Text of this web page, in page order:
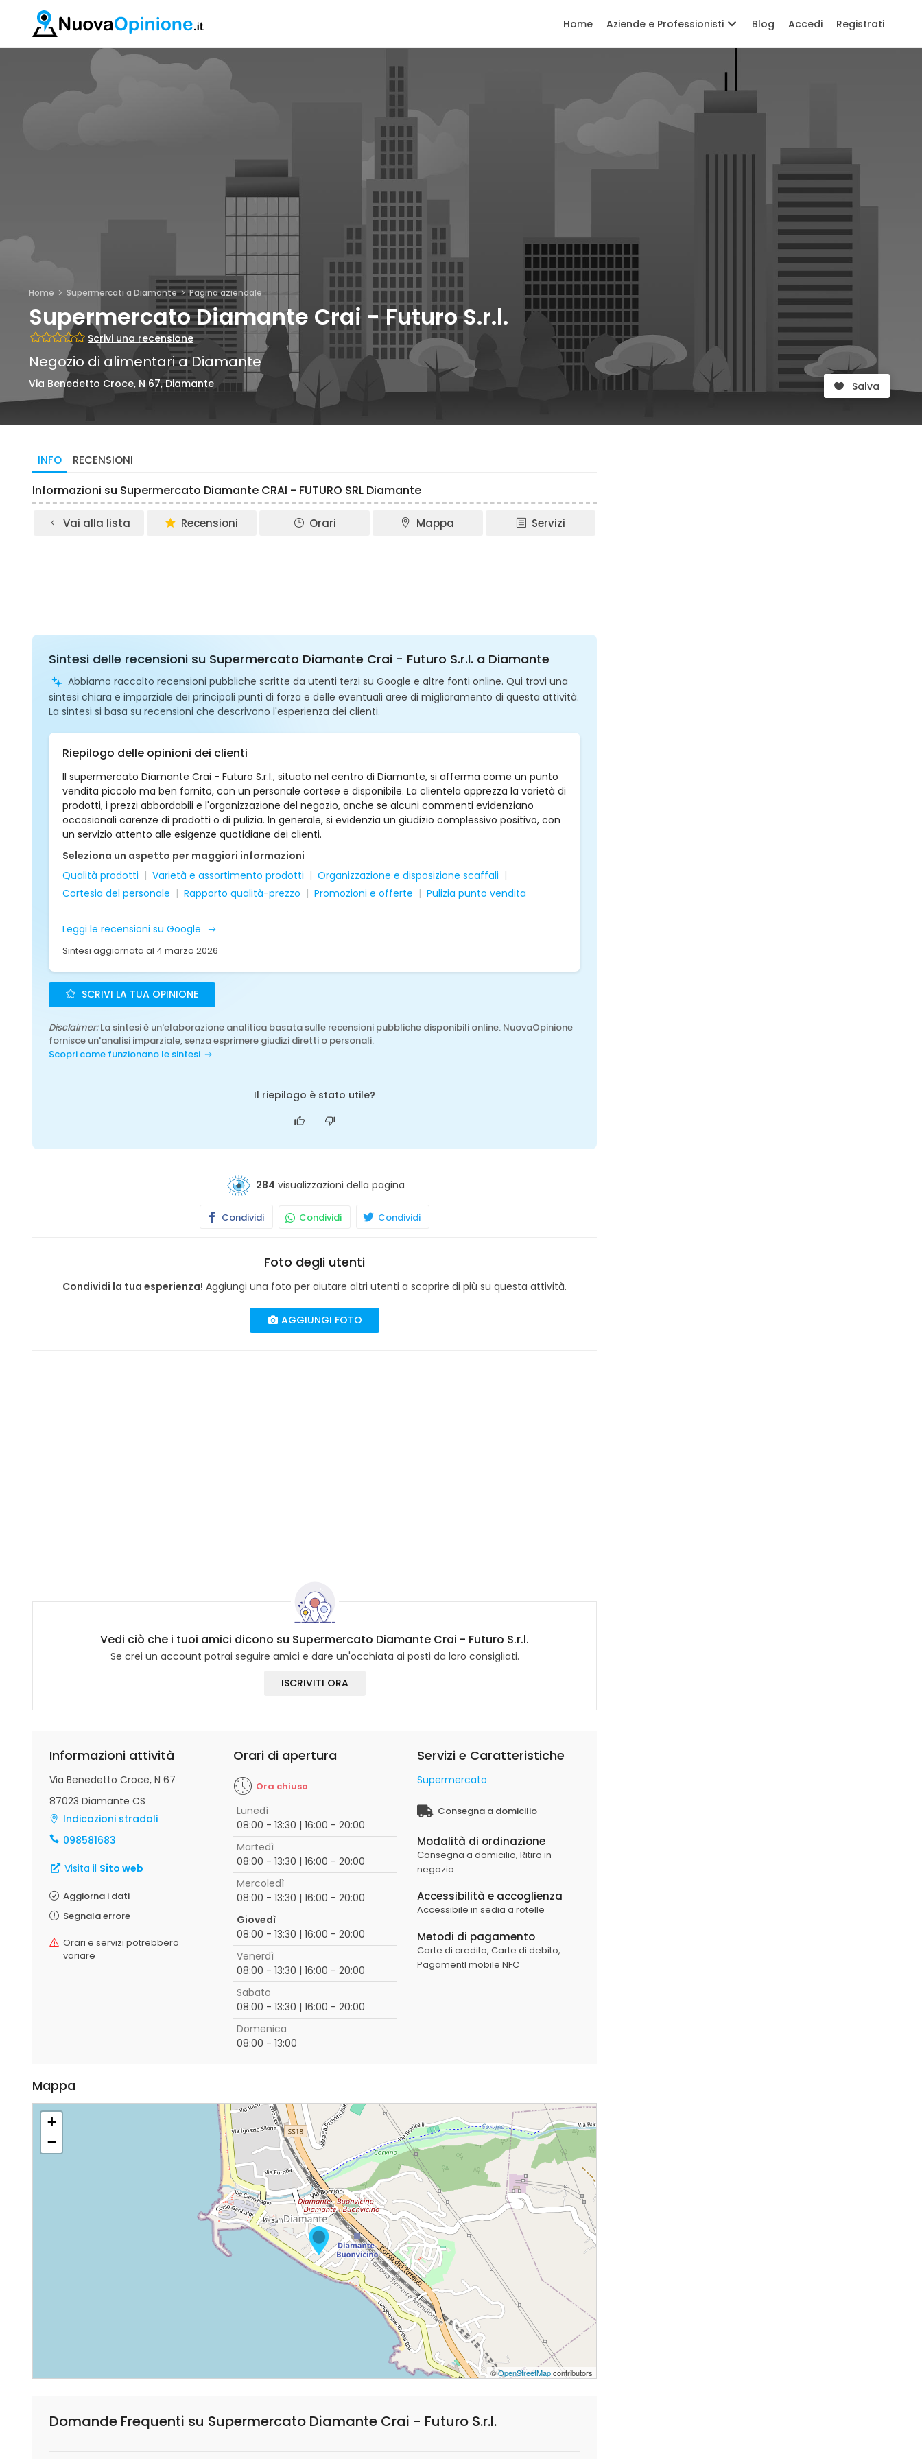
Home Aziende e Professionisti Blog Accedi Registrati
Home Supermercati a Diamante Pagina aziendale
Supermercato Diamante Crai - Futuro S.r.l.
Scrivi una recensione
Negozio di alimentari a Diamante
Via Benedetto Croce, N 67, Diamante Salva
INFO RECENSIONI
Informazioni su Supermercato Diamante CRAI - FUTURO SRL Diamante
Vai alla lista Recensioni Orari Mappa Servizi
Sintesi delle recensioni su Supermercato Diamante Crai - Futuro S.r.l. a Diamante
Abbiamo raccolto recensioni pubbliche scritte da utenti terzi su Google e altre fonti online. Qui trovi una
sintesi chiara e imparziale dei principali punti di forza e delle eventuali aree di miglioramento di questa attività.
La sintesi si basa su recensioni che descrivono l'esperienza dei clienti.
Riepilogo delle opinioni dei clienti
Il supermercato Diamante Crai - Futuro S.r.l., situato nel centro di Diamante, si afferma come un punto
vendita piccolo ma ben fornito, con un personale cortese e disponibile. La clientela apprezza la varietà di
prodotti, i prezzi abbordabili e l'organizzazione del negozio, anche se alcuni commenti evidenziano
occasionali carenze di prodotti o di pulizia. In generale, si evidenzia un giudizio complessivo positivo, con
un servizio attento alle esigenze quotidiane dei clienti.
Seleziona un aspetto per maggiori informazioni
Qualità prodotti
Varietà e assortimento prodotti
Organizzazione e disposizione scaffali
Cortesia del personale
Rapporto qualità-prezzo Promozioni e offerte Pulizia punto vendita
Leggi le recensioni su Google
Sintesi aggiornata al 4 marzo 2026
SCRIVI LA TUA OPINIONE
Disclaimer:La sintesi è un'elaborazione analitica basata sulle recensioni pubbliche disponibili online. NuovaOpinione
fornisce un'analisi imparziale, senza esprimere giudizi diretti o personali.
Scopri come funzionano le sintesi
Il riepilogo è stato utile?
284 visualizzazioni della pagina
Condividi Condividi Condividi
Foto degli utenti
Condividi la tua esperienza! Aggiungi una foto per aiutare altri utenti a scoprire di più su questa attività.
AGGIUNGI FOTO
Vedi ciò che i tuoi amici dicono su Supermercato Diamante Crai - Futuro S.r.l.
Se crei un account potrai seguire amici e dare un'occhiata ai posti da loro consigliati.
ISCRIVITI ORA
Informazioni attività
Via Benedetto Croce, N 67
87023 Diamante CS
Indicazioni stradali
098581683
Visita il Sito web
Aggiorna i dati
Segnala errore
Orari e servizi potrebbero
variare
Orari di apertura
Ora chiuso
Lunedì
08:00 - 13:30 | 16:00 - 20:00
Martedì
08:00 - 13:30 | 16:00 - 20:00
Mercoledì
08:00 - 13:30 | 16:00 - 20:00
Giovedì
08:00 - 13:30 | 16:00 - 20:00
Venerdì
08:00 - 13:30 | 16:00 - 20:00
Sabato
08:00 - 13:30 | 16:00 - 20:00
Domenica
08:00 - 13:00
Servizi e Caratteristiche
Supermercato
Consegna a domicilio
Modalità di ordinazione
Consegna a domicilio, Ritiro in
negozio
Accessibilità e accoglienza
Accessibile in sedia a rotelle
Metodi di pagamento
Carte di credito, Carte di debito,
PagamentI mobile NFC
Mappa
+
−
©OpenStreetMapcontributors
Domande Frequenti su Supermercato Diamante Crai - Futuro S.r.l.